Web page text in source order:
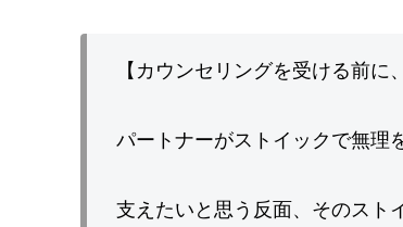
【カウンセリングを受ける前に
パートナーがストイックで無理
支えたいと思う反面、そのスト